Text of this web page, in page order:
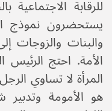
للرقابة الاجتماعية
يستحضرون نموذج
والبنات والزوجات
الأمة. احتج
المرأة لا تساوي
هو الأمومة